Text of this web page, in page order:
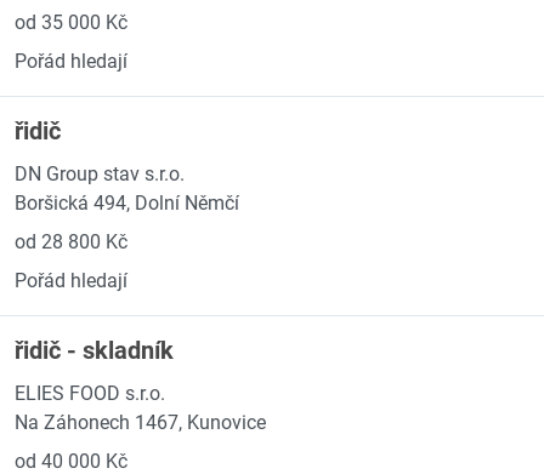
od 35 000 Kč
Pořád hledají
řidič
DN Group stav s.r.o.
Boršická 494, Dolní Němčí
od 28 800 Kč
Pořád hledají
řidič - skladník
ELIES FOOD s.r.o.
Na Záhonech 1467, Kunovice
od 40 000 Kč